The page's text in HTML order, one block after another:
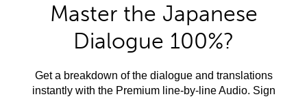
Master the Japanese
Dialogue 100%?
Get a breakdown of the dialogue and translations
instantly with the Premium line-by-line Audio. Sign